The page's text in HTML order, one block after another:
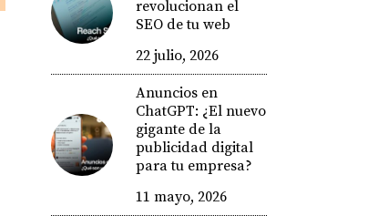
revolucionan el
SEO de tu web
22 julio, 2026
Anuncios en
ChatGPT: ¿El nuevo
gigante de la
publicidad digital
para tu empresa?
11 mayo, 2026